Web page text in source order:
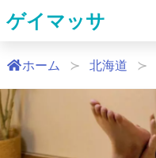
ゲイマッサ
ホーム 北海道